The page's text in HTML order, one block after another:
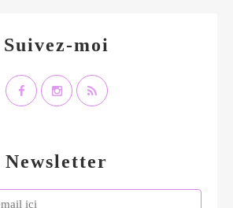
Newsletter
Suivez-moi